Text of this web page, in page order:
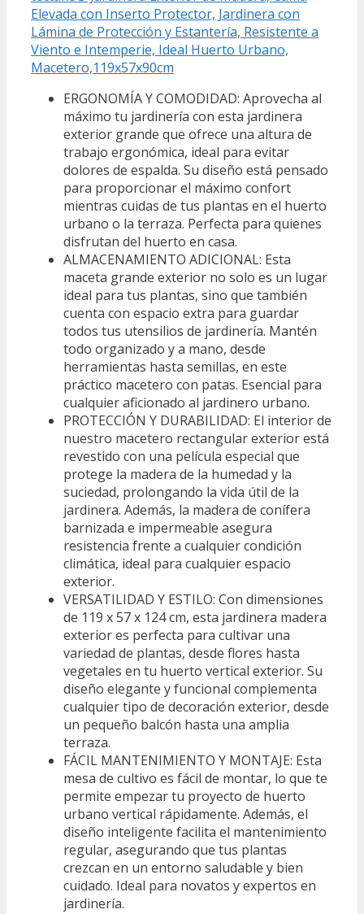
Elevada con Inserto Protector, Jardinera con
Lámina de Protección y Estantería, Resistente a
Viento e Intemperie, Ideal Huerto Urbano,
Macetero,119x57x90cm
ERGONOMÍA Y COMODIDAD: Aprovecha al
máximo tu jardinería con esta jardinera
exterior grande que ofrece una altura de
trabajo ergonómica, ideal para evitar
dolores de espalda. Su diseño está pensado
para proporcionar el máximo confort
mientras cuidas de tus plantas en el huerto
urbano o la terraza. Perfecta para quienes
disfrutan del huerto en casa.
ALMACENAMIENTO ADICIONAL: Esta
maceta grande exterior no solo es un lugar
ideal para tus plantas, sino que también
cuenta con espacio extra para guardar
todos tus utensilios de jardinería. Mantén
todo organizado y a mano, desde
herramientas hasta semillas, en este
práctico macetero con patas. Esencial para
cualquier aficionado al jardinero urbano.
PROTECCIÓN Y DURABILIDAD: El interior de
nuestro macetero rectangular exterior está
revestido con una película especial que
protege la madera de la humedad y la
suciedad, prolongando la vida útil de la
jardinera. Además, la madera de conífera
barnizada e impermeable asegura
resistencia frente a cualquier condición
climática, ideal para cualquier espacio
exterior.
VERSATILIDAD Y ESTILO: Con dimensiones
de 119 x 57 x 124 cm, esta jardinera madera
exterior es perfecta para cultivar una
variedad de plantas, desde flores hasta
vegetales en tu huerto vertical exterior. Su
diseño elegante y funcional complementa
cualquier tipo de decoración exterior, desde
un pequeño balcón hasta una amplia
terraza.
FÁCIL MANTENIMIENTO Y MONTAJE: Esta
mesa de cultivo es fácil de montar, lo que te
permite empezar tu proyecto de huerto
urbano vertical rápidamente. Además, el
diseño inteligente facilita el mantenimiento
regular, asegurando que tus plantas
crezcan en un entorno saludable y bien
cuidado. Ideal para novatos y expertos en
jardinería.